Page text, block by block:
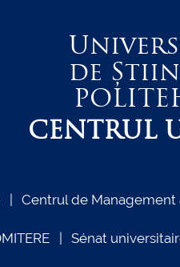
de
CENTRUL
Centrul de Management
Sénat